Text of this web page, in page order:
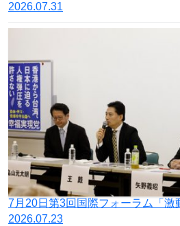
2026.07.31
2026.07.23